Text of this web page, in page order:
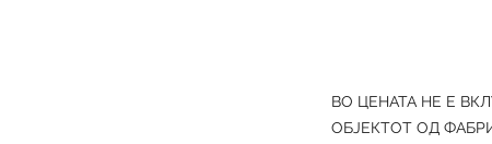
ВО ЦЕНАТА НЕ Е
ОБЈЕКТОТ ОД